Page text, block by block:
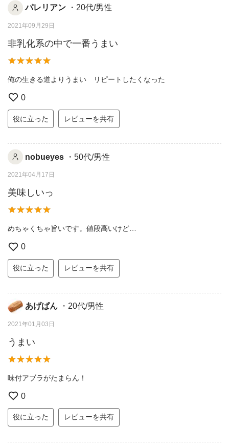
パレリアン ・20代/男性
2021年09月29日
非乳化系の中で一番うまい
俺の生きる道よりうまい リピートしたくなった
0
役に立った レビューを共有
nobueyes ・50代/男性
2021年04月17日
美味しいっ
めちゃくちゃ旨いです。値段高いけど…
0
役に立った レビューを共有
あげぱん ・20代/男性
2021年01月03日
うまい
味付アブラがたまらん！
0
役に立った レビューを共有